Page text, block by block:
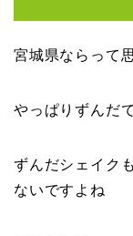
宮城県ならって
やっぱりずんだ
ずんだシェイク
ないですよね